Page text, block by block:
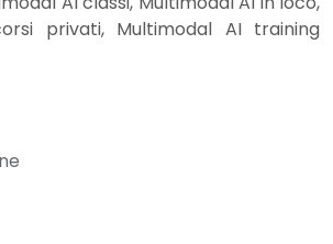
privati, Multimodal AI training